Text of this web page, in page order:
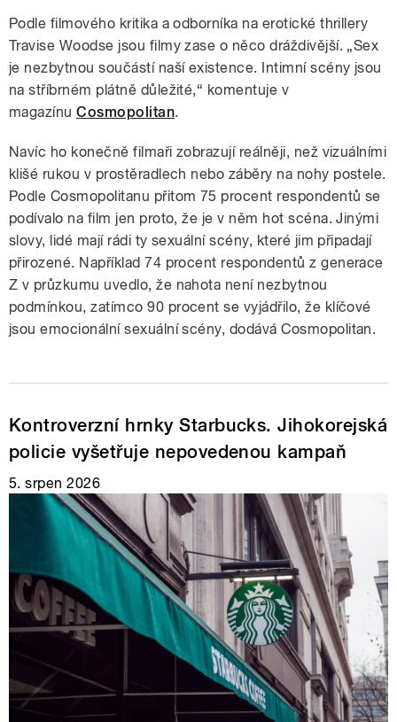
Podle filmového kritika a odborníka na erotické thrillery
Travise Woodse jsou filmy zase o něco dráždivější. „Sex
je nezbytnou součástí naší existence. Intimní scény jsou
na stříbrném plátně důležité,“ komentuje v
magazínu Cosmopolitan.
Navíc ho konečně filmaři zobrazují reálněji, než vizuálními
klišé rukou v prostěradlech nebo záběry na nohy postele.
Podle Cosmopolitanu přitom 75 procent respondentů se
podívalo na film jen proto, že je v něm hot scéna. Jinými
slovy, lidé mají rádi ty sexuální scény, které jim připadají
přirozené. Například 74 procent respondentů z generace
Z v průzkumu uvedlo, že nahota není nezbytnou
podmínkou, zatímco 90 procent se vyjádřilo, že klíčové
jsou emocionální sexuální scény, dodává Cosmopolitan.
Kontroverzní hrnky Starbucks. Jihokorejská
policie vyšetřuje nepovedenou kampaň
5. srpen 2026